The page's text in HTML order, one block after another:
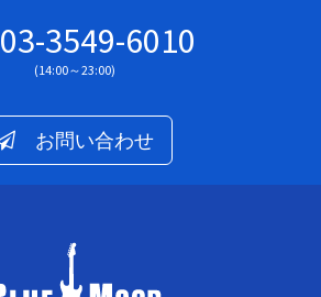
03-3549-6010
(14:00～23:00)
お問い合わせ